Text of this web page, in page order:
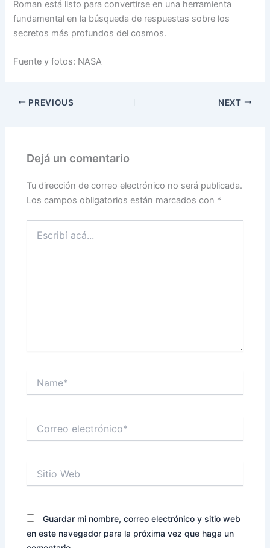
Roman está listo para convertirse en una herramienta
fundamental en la búsqueda de respuestas sobre los
secretos más profundos del cosmos.
Fuente y fotos: NASA
PREVIOUS NEXT
Dejá un comentario
Tu dirección de correo electrónico no será publicada.
Los campos obligatorios están marcados con *
acá...
electrónico*
Web
Guardar mi nombre, correo electrónico y sitio web
en este navegador para la próxima vez que haga un